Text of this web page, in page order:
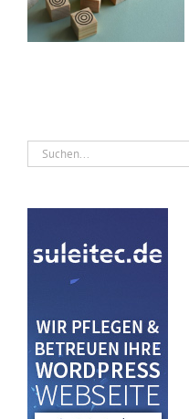
und machst deine
Webseite schneller
Suche
nach: